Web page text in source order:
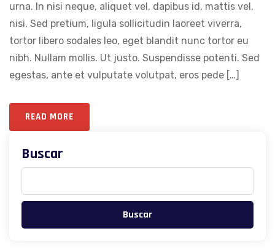
urna. In nisi neque, aliquet vel, dapibus id, mattis vel,
nisi. Sed pretium, ligula sollicitudin laoreet viverra,
tortor libero sodales leo, eget blandit nunc tortor eu
nibh. Nullam mollis. Ut justo. Suspendisse potenti. Sed
egestas, ante et vulputate volutpat, eros pede […]
READ MORE
Buscar
Buscar